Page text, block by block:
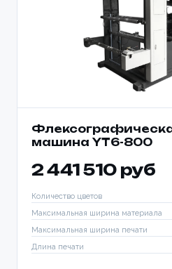
машина YT6-800
2 441 510 руб
Количество цветов
Максимальная ширина материала
Максимальная ширина печати
Длина печати